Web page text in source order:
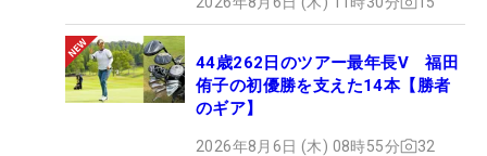
44歳262日のツアー最年長V 福田
侑子の初優勝を支えた14本【勝者
のギア】
2026年8月6日 (木) 08時55分 32